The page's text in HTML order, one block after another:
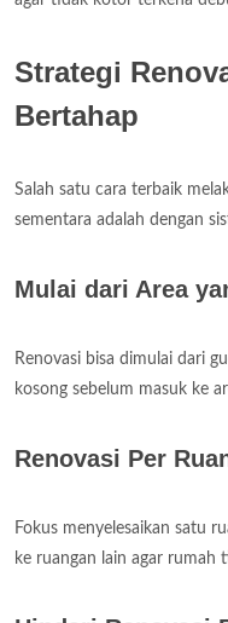
Strategi
Bertahap
Salah satu cara terbaik
sementara adalah dengan
Mulai dari Area
Renovasi bisa dimulai dari
kosong sebelum masuk ke
Renovasi Per
Fokus menyelesaikan satu
ke ruangan lain agar rumah